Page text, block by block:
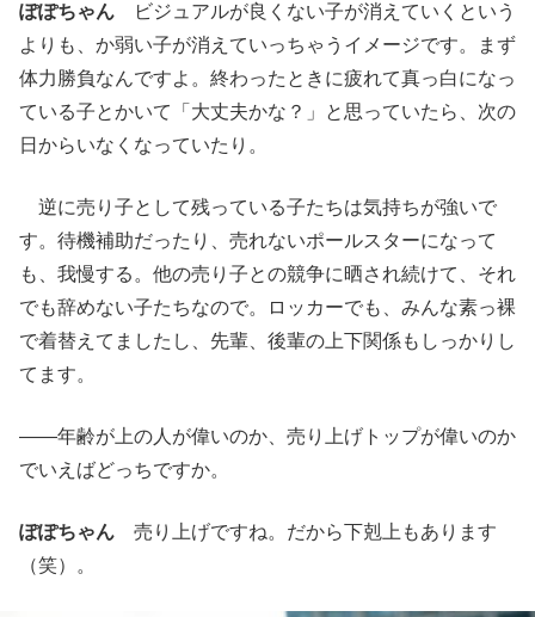
ぽぽちゃん ビジュアルが良くない子が消えていくという
よりも、か弱い子が消えていっちゃうイメージです。まず
体力勝負なんですよ。終わったときに疲れて真っ白になっ
ている子とかいて「大丈夫かな？」と思っていたら、次の
日からいなくなっていたり。
逆に売り子として残っている子たちは気持ちが強いで
す。待機補助だったり、売れないポールスターになって
も、我慢する。他の売り子との競争に晒され続けて、それ
でも辞めない子たちなので。ロッカーでも、みんな素っ裸
で着替えてましたし、先輩、後輩の上下関係もしっかりし
てます。
――年齢が上の人が偉いのか、売り上げトップが偉いのか
でいえばどっちですか。
ぽぽちゃん 売り上げですね。だから下剋上もあります
（笑）。